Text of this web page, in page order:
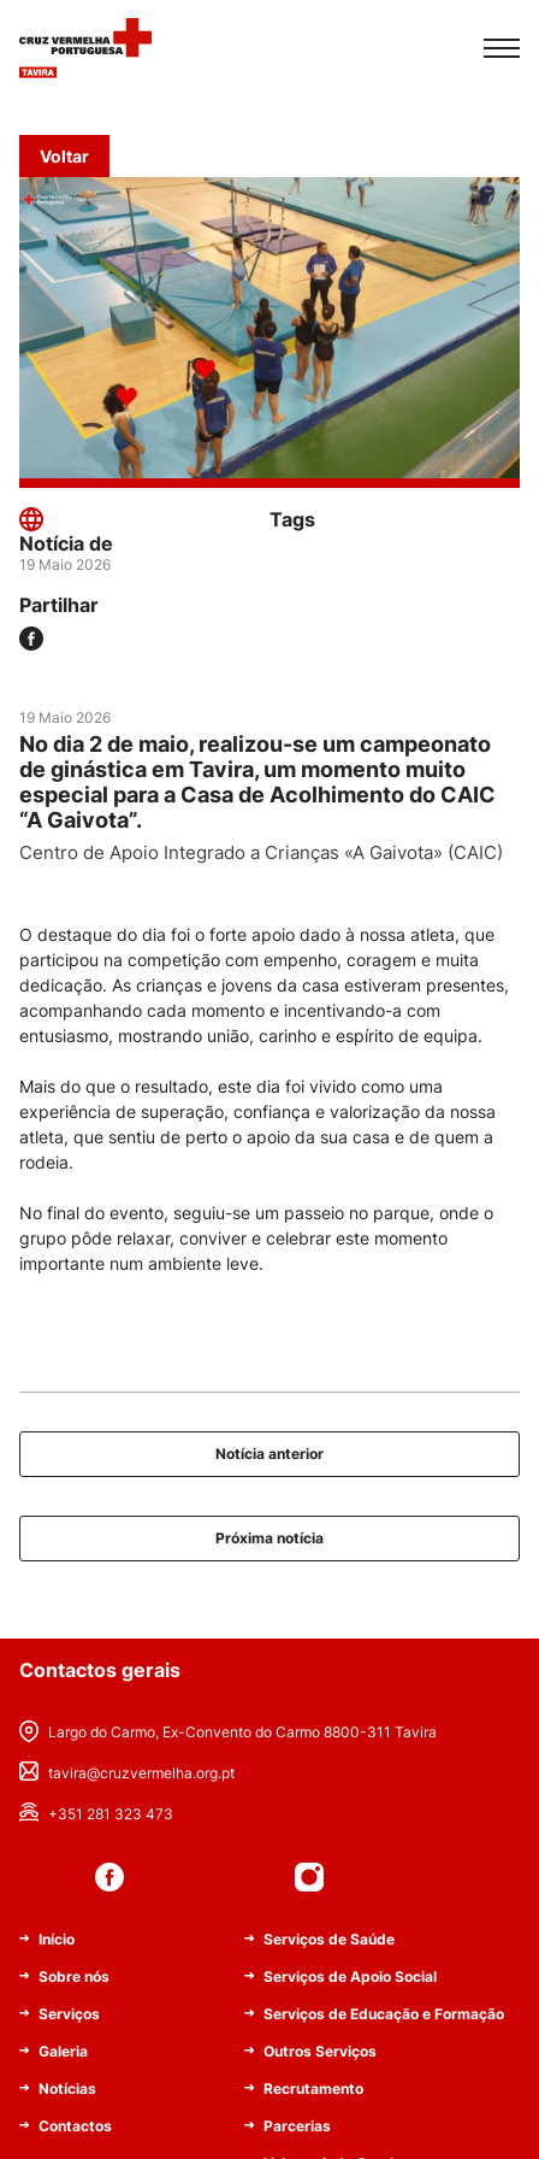
Voltar
Notícia de
19 Maio 2026
Tags
Partilhar
19 Maio 2026
No dia 2 de maio, realizou-se um campeonato
de ginástica em Tavira, um momento muito
especial para a Casa de Acolhimento do CAIC
“A Gaivota”.
Centro de Apoio Integrado a Crianças «A Gaivota» (CAIC)
O destaque do dia foi o forte apoio dado à nossa atleta, que
participou na competição com empenho, coragem e muita
dedicação. As crianças e jovens da casa estiveram presentes,
acompanhando cada momento e incentivando-a com
entusiasmo, mostrando união, carinho e espírito de equipa.
Mais do que o resultado, este dia foi vivido como uma
experiência de superação, confiança e valorização da nossa
atleta, que sentiu de perto o apoio da sua casa e de quem a
rodeia.
No final do evento, seguiu-se um passeio no parque, onde o
grupo pôde relaxar, conviver e celebrar este momento
importante num ambiente leve.
Notícia anterior
Próxima notícia
Contactos gerais
Largo do Carmo, Ex-Convento do Carmo 8800-311 Tavira
tavira@cruzvermelha.org.pt
+351 281 323 473
Início
Sobre nós
Serviços
Galeria
Notícias
Contactos
Serviços de Saúde
Serviços de Apoio Social
Serviços de Educação e Formação
Outros Serviços
Recrutamento
Parcerias